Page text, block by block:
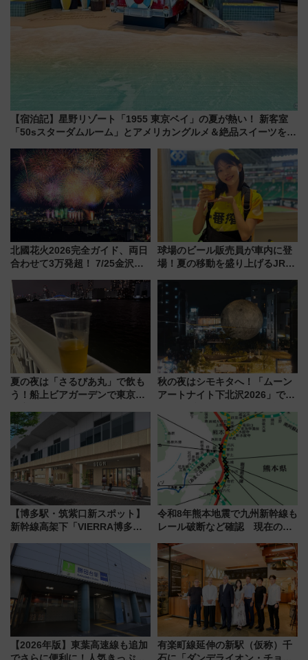
【宿泊記】星野リゾート「1955 東京ベイ」の夏が熱い！ 新客室
「50sスターダムルーム」とアメリカングルメ＆絶品スイーツを満
北國花火2026完全ガイド、両日
合わせて3万発超！ 7/25金沢大
会の日程・アクセス・観覧席ま
とめ（石川県）
球場のビール販売員が車内に登
場！夏の移動を盛り上げるJR九
月7日限定 ソフトバンクホーク
スとコラボ
夏の夜は「さるびあ丸」で飲も
う！船上ビアガーデンで東京湾
杯……工場直送生ビールや島グ
ルメが美味い
秋の夜はシモキタへ！「ムーン
アートナイト下北沢2026」でイ
を満喫しよう
【博多駅・筑紫口新スポット】
新幹線高架下「VIERRA博多テ
など注目の全6店舗 「博多活憩
通り」も一新
令和8年熊本地震で九州新幹線も
レール破断など確認 現在の運
響
【2026年版】東葉高速線も追加
でさらに便利に！人気きっぷ
有楽町線延伸の新駅（仮称）千
石に「ダンデライオン・チョコ